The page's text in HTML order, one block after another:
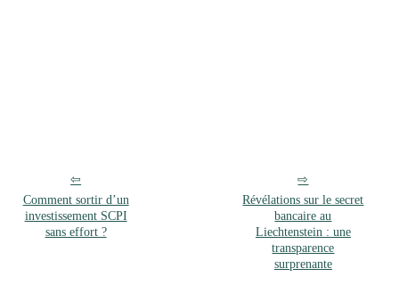
Comment sortir d’un
investissement SCPI
sans effort ?
Révélations sur le secret
bancaire au
Liechtenstein : une
transparence
surprenante